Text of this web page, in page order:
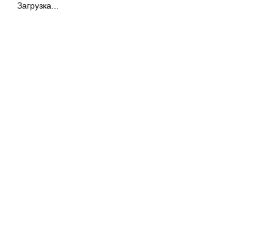
Загрузка...